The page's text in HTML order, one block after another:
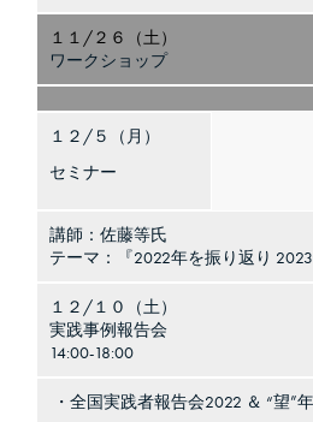
１１/２６（土）
ワークショップ
１２/５（月）
セミナー
講師：佐藤等氏
テーマ：『2022年を振り返り 2023
１２/１０（土）
実践事例報告会
14:00-18:00
・全国実践者報告会2022 ＆ “望”